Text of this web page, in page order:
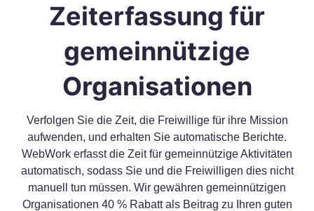
Zeiterfassung für
gemeinnützige
Organisationen
Verfolgen Sie die Zeit, die Freiwillige für ihre Mission
aufwenden, und erhalten Sie automatische Berichte.
WebWork erfasst die Zeit für gemeinnützige Aktivitäten
automatisch, sodass Sie und die Freiwilligen dies nicht
manuell tun müssen. Wir gewähren gemeinnützigen
Organisationen 40 % Rabatt als Beitrag zu Ihren guten